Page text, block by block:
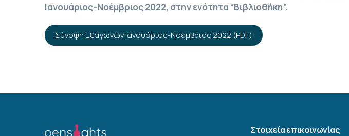
Ιανουάριος-Νοέμβριος 2022, στην ενότητα “Βιβλιοθήκη”.
Σύνοψη Εξαγωγών Ιανουάριος-Νοέμβριος 2022 (PDF)
Στοιχεία επικοινωνίας